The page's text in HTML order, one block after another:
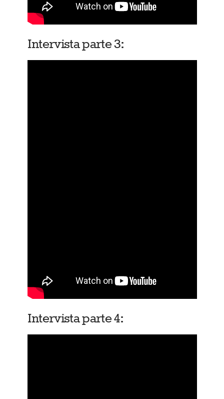
Intervista parte 3:
Intervista parte 4: